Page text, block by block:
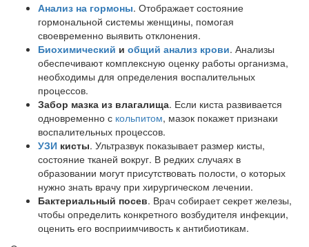
Анализ на гормоны. Отображает состояние
гормональной системы женщины, помогая
своевременно выявить отклонения.
Биохимический и общий анализ крови. Анализы
обеспечивают комплексную оценку работы организма,
необходимы для определения воспалительных
процессов.
Забор мазка из влагалища. Если киста развивается
одновременно с кольпитом, мазок покажет признаки
воспалительных процессов.
УЗИ кисты. Ультразвук показывает размер кисты,
состояние тканей вокруг. В редких случаях в
образовании могут присутствовать полости, о которых
нужно знать врачу при хирургическом лечении.
Бактериальный посев. Врач собирает секрет железы,
чтобы определить конкретного возбудителя инфекции,
оценить его восприимчивость к антибиотикам.